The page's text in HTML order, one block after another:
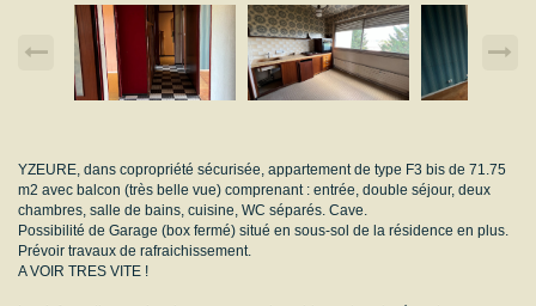
YZEURE, dans copropriété sécurisée, appartement de type F3 bis de 71.75
m2 avec balcon (très belle vue) comprenant : entrée, double séjour, deux
chambres, salle de bains, cuisine, WC séparés. Cave.
Possibilité de Garage (box fermé) situé en sous-sol de la résidence en plus.
Prévoir travaux de rafraichissement.
A VOIR TRES VITE !